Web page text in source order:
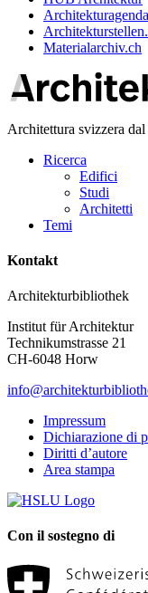
Materialarchiv.ch
Architettura svizzera
Ricerca
Edifici
Studi
Architetti
Temi
Kontakt
Architekturbibliothek
Institut für Architektur
Technikumstrasse 21
CH-6048 Horw
Impressum
Dichiarazione di
Diritti d’autore
Area stampa
Con il sostegno di